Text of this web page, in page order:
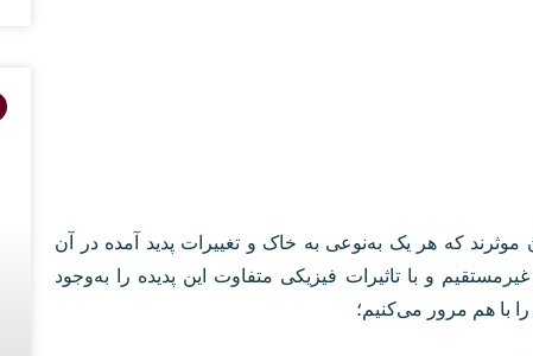
که هر یک به‌نوعی به خاک و تغییرات پدید آمده در آن
و با تاثیرات فیزیکی متفاوت این پدیده را به‌وجود